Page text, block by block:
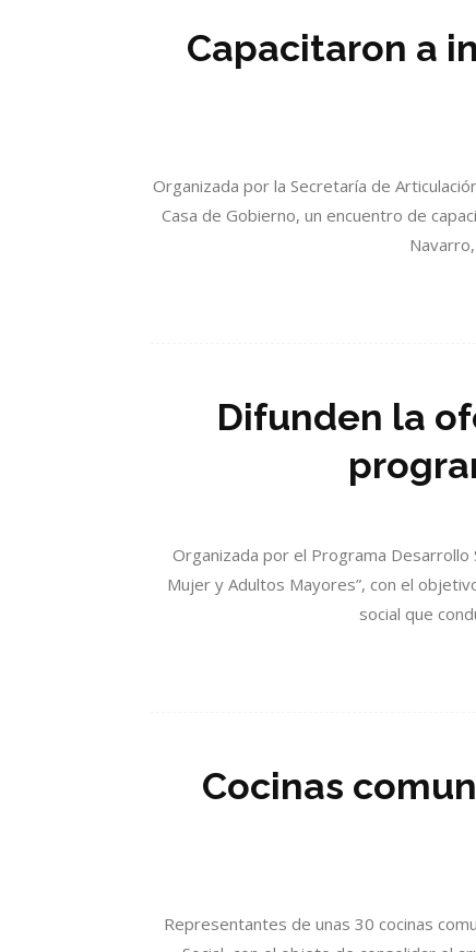
Capacitaron a
Organizada por la Secretaría de
Casa de Gobierno, un encuentro de
Difunden la
Organizada por el Programa Desarrollo
Mujer y Adultos Mayores”, con el
social que
Cocinas
Representantes de unas 30 cocinas